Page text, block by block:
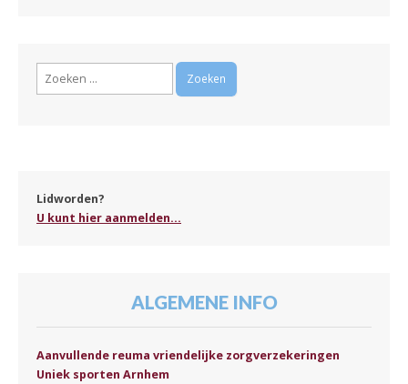
Zoeken
Lidworden?
U kunt hier aanmelden...
ALGEMENE INFO
Aanvullende reuma vriendelijke zorgverzekeringen
Uniek sporten Arnhem